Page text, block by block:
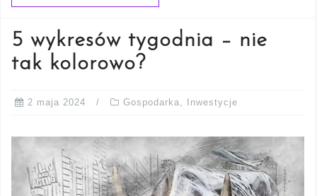
5 wykresów tygodnia – nie
tak kolorowo?
2 maja 2024 Gospodarka, Inwestycje